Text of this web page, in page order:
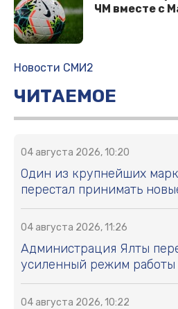
ЧМ вместе с
Новости СМИ2
ЧИТАЕМОЕ
04 августа 2026, 10:20
Один из крупнейших
перестал принимать
04 августа 2026, 11:26
Администрация Ялты
усиленный режим работы
04 августа 2026, 10:22